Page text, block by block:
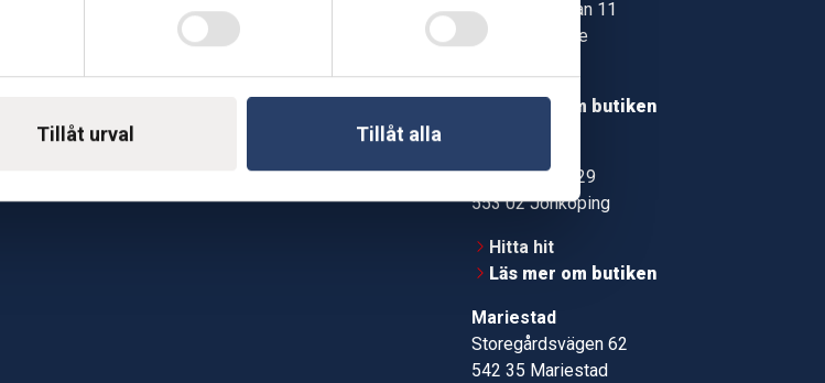
Tillåt urval Tillåt alla
Telefon: 0500-414 130
Gå till vår företagssupport
Jonstorpsgatan 11
549 37 Skövde
Hitta hit
Läs mer om butiken
Kämpevägen 29
553 02 Jönköping
Hitta hit
Läs mer om butiken
Mariestad
Storegårdsvägen 62
542 35 Mariestad